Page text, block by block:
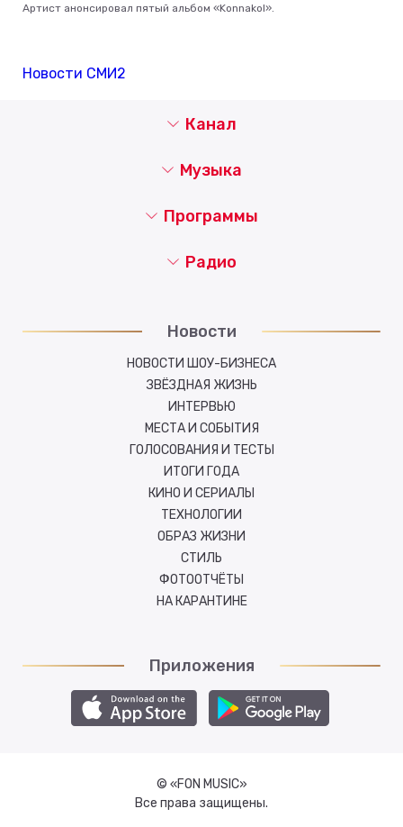
Артист анонсировал пятый альбом «Konnakol».
Новости СМИ2
Канал
Музыка
Новости
НОВОСТИ ШОУ-БИЗНЕСА
ЗВЁЗДНАЯ ЖИЗНЬ
ИНТЕРВЬЮ
МЕСТА И СОБЫТИЯ
ГОЛОСОВАНИЯ И ТЕСТЫ
ИТОГИ ГОДА
КИНО И СЕРИАЛЫ
ТЕХНОЛОГИИ
ОБРАЗ ЖИЗНИ
СТИЛЬ
ФОТООТЧЁТЫ
НА КАРАНТИНЕ
Программы
Радио
Приложения
© «FON MUSIC»
Все права защищены.